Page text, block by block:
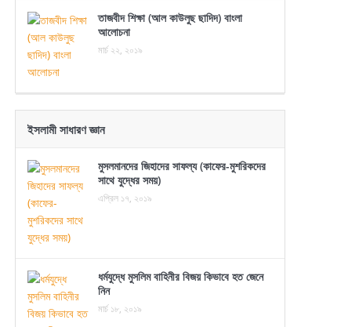
তাজবীদ শিক্ষা (আল কাউলুছ ছাদিদ) বাংলা
আলোচনা
মার্চ ২২, ২০১৯
ইসলামী সাধারণ জ্ঞান
মুসলমানদের জিহাদের সাফল্য (কাফের-মুশরিকদের
সাথে যুদ্ধের সময়)
এপ্রিল ১৭, ২০১৯
ধর্মযুদ্ধে মুসলিম বাহিনীর বিজয় কিভাবে হত জেনে
নিন
মার্চ ১৮, ২০১৯